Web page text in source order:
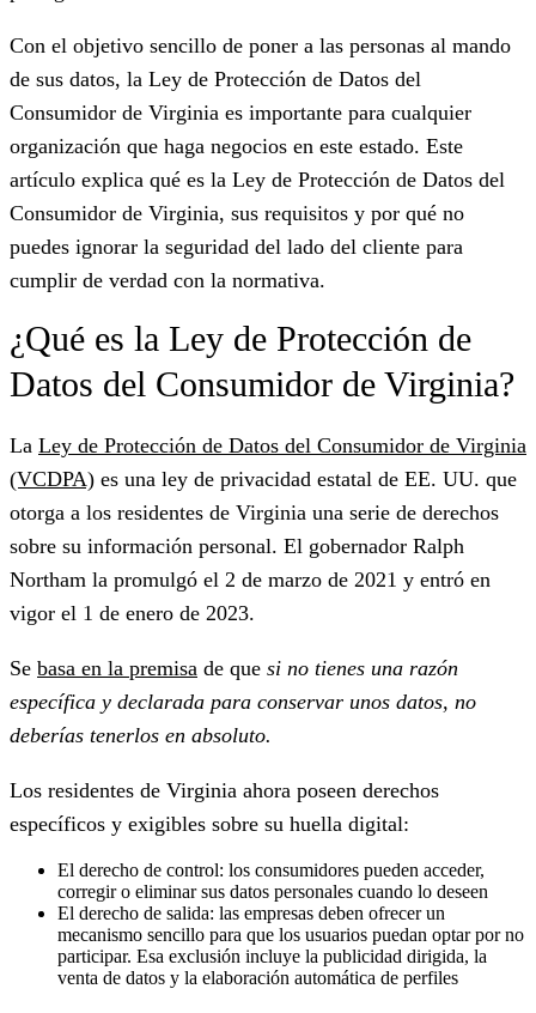
Con el objetivo sencillo de poner a las personas al mando
de sus datos, la Ley de Protección de Datos del
Consumidor de Virginia es importante para cualquier
organización que haga negocios en este estado. Este
artículo explica qué es la Ley de Protección de Datos del
Consumidor de Virginia, sus requisitos y por qué no
puedes ignorar la seguridad del lado del cliente para
cumplir de verdad con la normativa.
¿Qué es la Ley de Protección de
Datos del Consumidor de Virginia?
La Ley de Protección de Datos del Consumidor de Virginia
(VCDPA) es una ley de privacidad estatal de EE. UU. que
otorga a los residentes de Virginia una serie de derechos
sobre su información personal. El gobernador Ralph
Northam la promulgó el 2 de marzo de 2021 y entró en
vigor el 1 de enero de 2023.
Se basa en la premisa de que si no tienes una razón
específica y declarada para conservar unos datos, no
deberías tenerlos en absoluto.
Los residentes de Virginia ahora poseen derechos
específicos y exigibles sobre su huella digital:
El derecho de control: los consumidores pueden acceder,
corregir o eliminar sus datos personales cuando lo deseen
El derecho de salida: las empresas deben ofrecer un
mecanismo sencillo para que los usuarios puedan optar por no
participar. Esa exclusión incluye la publicidad dirigida, la
venta de datos y la elaboración automática de perfiles